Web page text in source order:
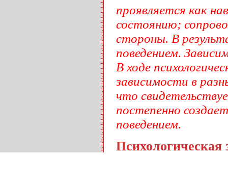
проявляется как
состоянию;
стороны. В
поведением.
В ходе
зависимости в
что
постепенно
поведением.
Психологическая